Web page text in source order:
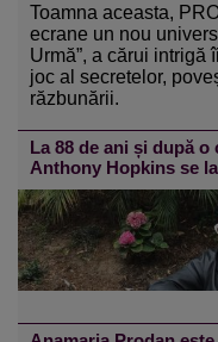
Toamna aceasta,
ecrane un nou
Urmă”, a cărui intrigă
joc al secretelor,
răzbunării.
La 88 de ani și după
Anthony Hopkins se